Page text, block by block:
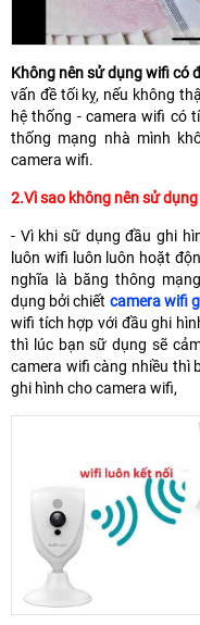
Không nên sử dụng wifi có
vấn đề tối kỵ, nếu không
hệ thống - camera wifi có
thống mạng nhà mình
camera wifi.
2.Vì sao không nên sử
- Vì khi sữ dụng đầu ghi
luôn wifi luôn luôn hoặt
nghĩa là băng thông
dụng bởi chiết camera wifi
wifi tích hợp với đầu ghi
thì lúc bạn sữ dụng sẽ
camera wifi càng nhiều thì
ghi hình cho camera wifi,